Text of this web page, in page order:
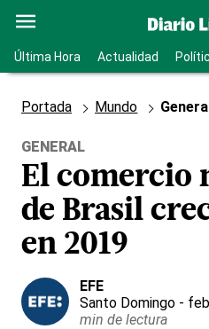
Última Hora Actualidad
Portada Mundo
GENERAL
El comercio
de Brasil
en 2019
EFE
Santo Domingo -
min de lectura